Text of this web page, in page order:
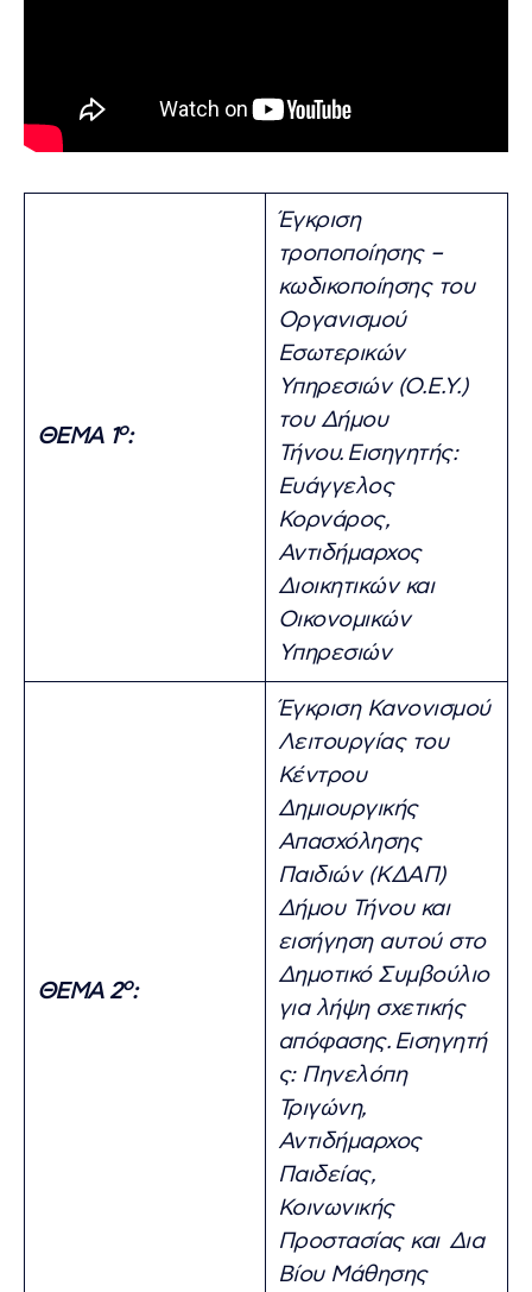
ΘΕΜΑ 1ο:
Έγκριση
τροποποίησης –
κωδικοποίησης του
Οργανισμού
Εσωτερικών
Υπηρεσιών (Ο.Ε.Υ.)
του Δήμου
Τήνου. Εισηγητής:
Ευάγγελος
Κορνάρος,
Αντιδήμαρχος
Διοικητικών και
Οικονομικών
Υπηρεσιών
ΘΕΜΑ 2ο:
Έγκριση Κανονισμού
Λειτουργίας του
Κέντρου
Δημιουργικής
Απασχόλησης
Παιδιών (ΚΔΑΠ)
Δήμου Τήνου και
εισήγηση αυτού στο
Δημοτικό Συμβούλιο
για λήψη σχετικής
απόφασης. Εισηγητή
ς: Πηνελόπη
Τριγώνη,
Αντιδήμαρχος
Παιδείας,
Κοινωνικής
Προστασίας και Δια
Βίου Μάθησης